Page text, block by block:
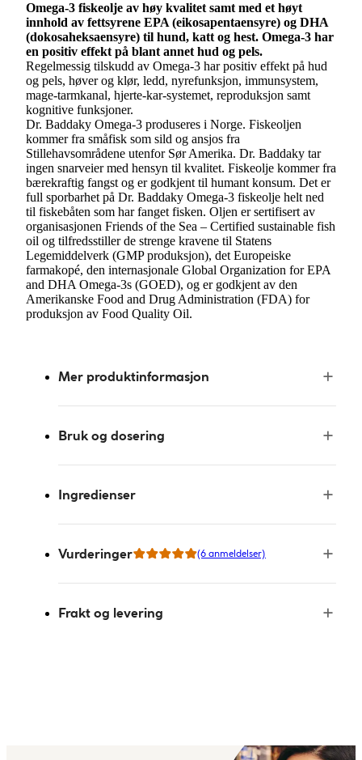
Omega-3 fiskeolje av høy kvalitet samt med et høyt
innhold av fettsyrene EPA (eikosapentaensyre) og DHA
(dokosaheksaensyre) til hund, katt og hest. Omega-3 har
en positiv effekt på blant annet hud og pels.
Regelmessig tilskudd av Omega-3 har positiv effekt på hud
og pels, høver og klør, ledd, nyrefunksjon, immunsystem,
mage-tarmkanal, hjerte-kar-systemet, reproduksjon samt
kognitive funksjoner.
Dr. Baddaky Omega-3 produseres i Norge. Fiskeoljen
kommer fra småfisk som sild og ansjos fra
Stillehavsområdene utenfor Sør Amerika. Dr. Baddaky tar
ingen snarveier med hensyn til kvalitet. Fiskeolje kommer fra
bærekraftig fangst og er godkjent til humant konsum. Det er
full sporbarhet på Dr. Baddaky Omega-3 fiskeolje helt ned
til fiskebåten som har fanget fisken. Oljen er sertifisert av
organisasjonen Friends of the Sea – Certified sustainable fish
oil og tilfredsstiller de strenge kravene til Statens
Legemiddelverk (GMP produksjon), det Europeiske
farmakopé, den internasjonale Global Organization for EPA
and DHA Omega-3s (GOED), og er godkjent av den
Amerikanske Food and Drug Administration (FDA) for
produksjon av Food Quality Oil.
Mer produktinformasjon
Bruk og dosering
Ingredienser
Vurderinger (6 anmeldelser)
Frakt og levering